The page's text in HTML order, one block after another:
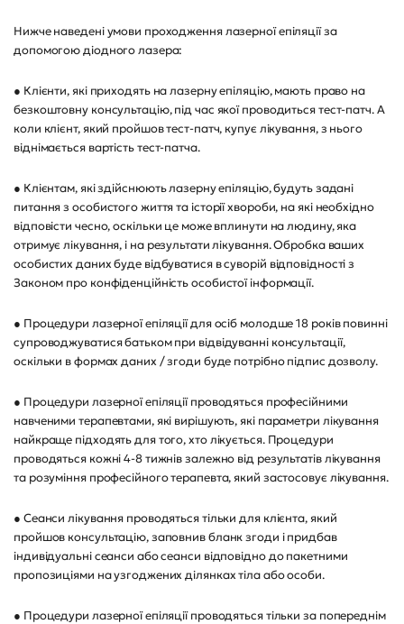
Нижче наведені умови проходження лазерної епіляції за
допомогою діодного лазера:
● Клієнти, які приходять на лазерну епіляцію, мають право на
безкоштовну консультацію, під час якої проводиться тест-патч. А
коли клієнт, який пройшов тест-патч, купує лікування, з нього
віднімається вартість тест-патча.
● Клієнтам, які здійснюють лазерну епіляцію, будуть задані
питання з особистого життя та історії хвороби, на які необхідно
відповісти чесно, оскільки це може вплинути на людину, яка
отримує лікування, і на результати лікування. Обробка ваших
особистих даних буде відбуватися в суворій відповідності з
Законом про конфіденційність особистої інформації.
● Процедури лазерної епіляції для осіб молодше 18 років повинні
супроводжуватися батьком при відвідуванні консультації,
оскільки в формах даних / згоди буде потрібно підпис дозволу.
● Процедури лазерної епіляції проводяться професійними
навченими терапевтами, які вирішують, які параметри лікування
найкраще підходять для того, хто лікується. Процедури
проводяться кожні 4-8 тижнів залежно від результатів лікування
та розуміння професійного терапевта, який застосовує лікування.
● Сеанси лікування проводяться тільки для клієнта, який
пройшов консультацію, заповнив бланк згоди і придбав
індивідуальні сеанси або сеанси відповідно до пакетними
пропозиціями на узгоджених ділянках тіла або особи.
● Процедури лазерної епіляції проводяться тільки за попереднім